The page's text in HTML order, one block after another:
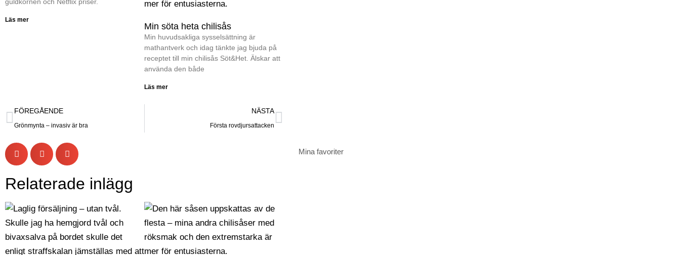
Läs mer
Min söta heta chilisås
Min huvudsakliga sysselsättning är
mathantverk och idag tänkte jag bjuda på
receptet till min chilisås Söt&Het. Älskar att
använda den både
Läs mer
FÖREGÅENDE
Grönmynta – invasiv är bra
NÄSTA
Första rovdjursattacken
Relaterade inlägg
Mina favoriter